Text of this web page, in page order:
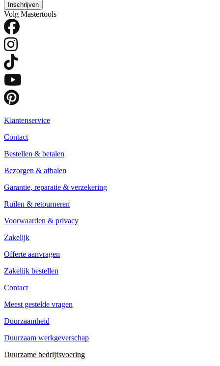
Inschrijven
Volg Mastertools
Klantenservice
Contact
Bestellen & betalen
Bezorgen & afhalen
Garantie, reparatie & verzekering
Ruilen & retourneren
Voorwaarden & privacy
Zakelijk
Offerte aanvragen
Zakelijk bestellen
Contact
Meest gestelde vragen
Duurzaamheid
Duurzaam werkgeverschap
Duurzame bedrijfsvoering